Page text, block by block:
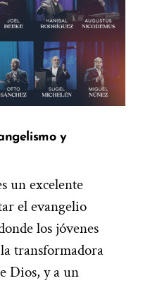
y
un excelente
el evangelio
los jóvenes
transformadora
Dios, y a un